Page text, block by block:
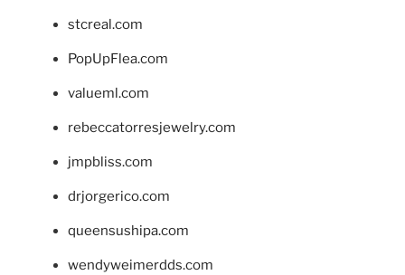
stcreal.com
PopUpFlea.com
valueml.com
rebeccatorresjewelry.com
jmpbliss.com
drjorgerico.com
queensushipa.com
wendyweimerdds.com